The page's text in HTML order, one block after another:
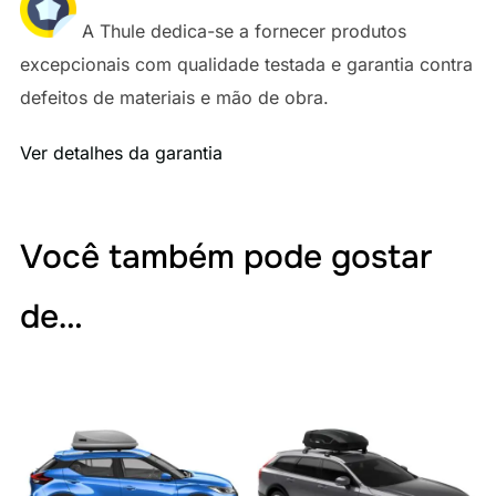
A Thule dedica-se a fornecer produtos
excepcionais com qualidade testada e garantia contra
defeitos de materiais e mão de obra.
Ver detalhes da garantia
Você também pode gostar
de…